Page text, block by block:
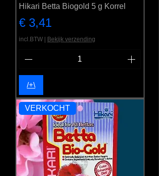
Hikari Betta Biogold 5 g Korrel
Prijs
€ 3,41
incl.BTW Bekijk verzending
/+\
VERKOCHT